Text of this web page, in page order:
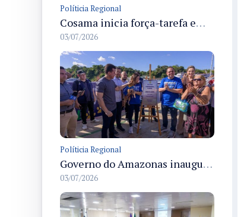
Políticia Regional
Cosama inicia força-tarefa em Anamã para fortalecer abastecimento de água e segurança hídrica da população
03/07/2026
Políticia Regional
Governo do Amazonas inaugura primeiro Castramóvel Fluvial para atendimento veterinário às comunidades ribeirinhas e castração gratuita
03/07/2026